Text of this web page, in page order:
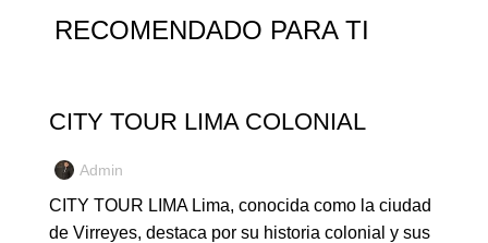
RECOMENDADO PARA TI
CITY TOUR LIMA COLONIAL
Admin
CITY TOUR LIMA Lima, conocida como la ciudad
de Virreyes, destaca por su historia colonial y sus